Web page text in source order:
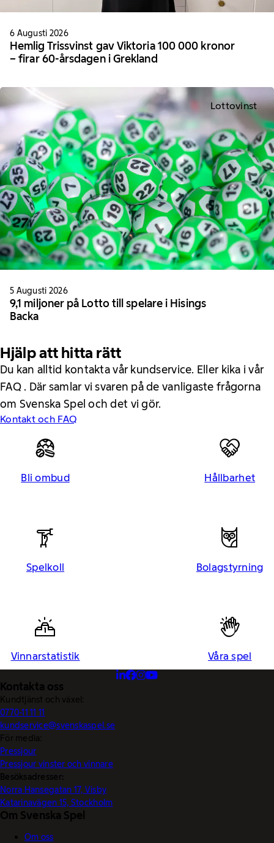
6 Augusti 2026
Hemlig Trissvinst gav Viktoria 100 000 kronor
– firar 60-årsdagen i Grekland
Lottovinst
5 Augusti 2026
9,1 miljoner på Lotto till spelare i Hisings
Backa
Hjälp att hitta rätt
Du kan alltid kontakta vår kundservice. Eller kika i vår
FAQ . Där samlar vi svaren på de vanligaste frågorna
om Svenska Spel och det vi gör.
Kontakt och FAQ
Bli ombud Hållbarhet
Spelkoll Bolagstyrning
Vinnarstatistik Våra spel
Kontakta oss
Kundtjänst och växel:
0770-11 11 11
kundservice@svenskaspel.se
För media:
Pressjour
Pressjour vinster och vinnare
Besöksadresser:
Norra Hansegatan 17, Visby
Katarinavägen 15, Stockholm
Om Svenska Spel
Om oss